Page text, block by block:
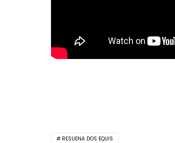
RESUENA DOS EQUIS